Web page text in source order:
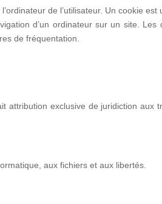
de l’utilisateur. Un cookie est
d’un ordinateur sur un site. Les
de fréquentation.
attribution exclusive de juridiction aux
aux fichiers et aux libertés.